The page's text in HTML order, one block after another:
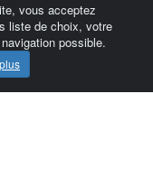
vous acceptez
liste de choix, votre
possible.